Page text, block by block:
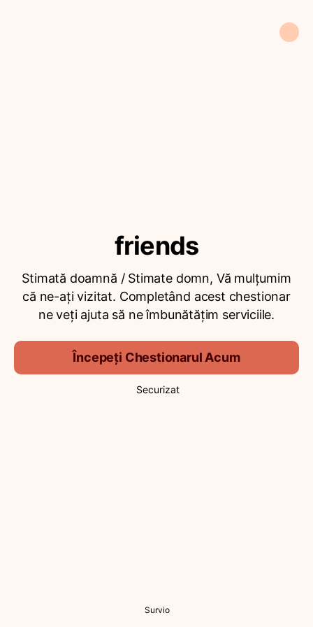
friends
Stimată doamnă / Stimate domn, Vă mulțumim
că ne-ați vizitat. Completând acest chestionar
ne veți ajuta să ne îmbunătățim serviciile.
Începeți Chestionarul Acum
Securizat
Survio